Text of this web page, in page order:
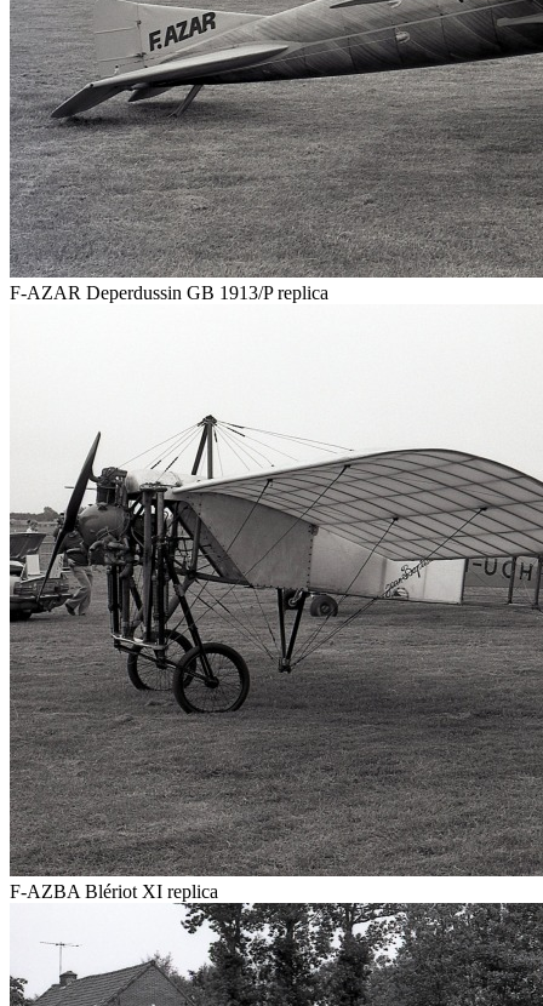
F-AZAR Deperdussin GB 1913/P replica
F-AZBA Blériot XI replica